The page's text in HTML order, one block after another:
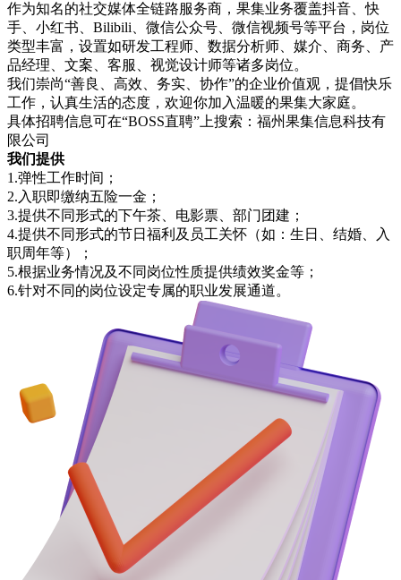
作为知名的社交媒体全链路服务商，果集业务覆盖抖音、快
手、小红书、Bilibili、微信公众号、微信视频号等平台，岗位
类型丰富，设置如研发工程师、数据分析师、媒介、商务、产
品经理、文案、客服、视觉设计师等诸多岗位。
我们崇尚“善良、高效、务实、协作”的企业价值观，提倡快乐
工作，认真生活的态度，欢迎你加入温暖的果集大家庭。
具体招聘信息可在“BOSS直聘”上搜索： 福州果集信息科技有
限公司
我们提供
1.弹性工作时间；
2.入职即缴纳五险一金；
3.提供不同形式的下午茶、电影票、部门团建；
4.提供不同形式的节日福利及员工关怀（如：生日、结婚、入
职周年等）；
5.根据业务情况及不同岗位性质提供绩效奖金等；
6.针对不同的岗位设定专属的职业发展通道。